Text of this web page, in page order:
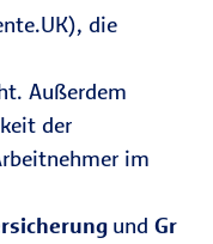
die
Außerdem
der
im
und Gr